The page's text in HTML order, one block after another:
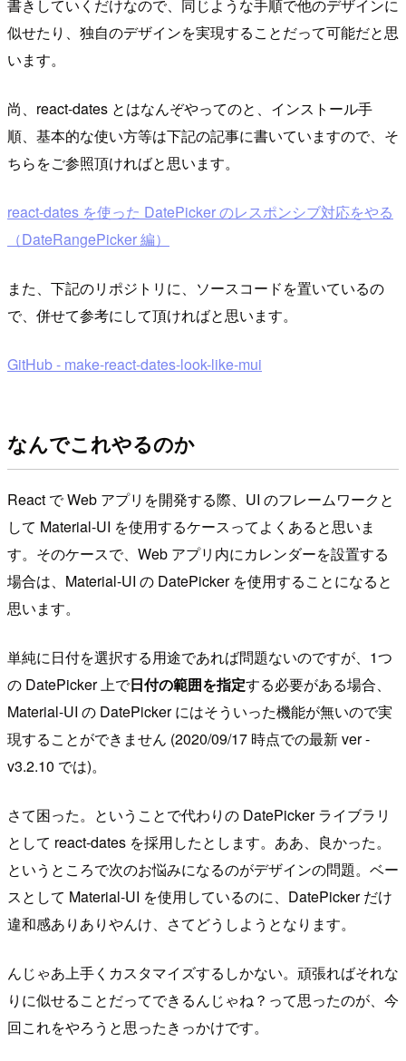
書きしていくだけなので、同じような手順で他のデザインに
似せたり、独自のデザインを実現することだって可能だと思
います。
尚、react-dates とはなんぞやってのと、インストール手
順、基本的な使い方等は下記の記事に書いていますので、そ
ちらをご参照頂ければと思います。
react-dates を使った DatePicker のレスポンシブ対応をやる
（DateRangePicker 編）
また、下記のリポジトリに、ソースコードを置いているの
で、併せて参考にして頂ければと思います。
GitHub - make-react-dates-look-like-mui
なんでこれやるのか
React で Web アプリを開発する際、UI のフレームワークと
して Material-UI を使用するケースってよくあると思いま
す。そのケースで、Web アプリ内にカレンダーを設置する
場合は、Material-UI の DatePicker を使用することになると
思います。
単純に日付を選択する用途であれば問題ないのですが、1つ
の DatePicker 上で日付の範囲を指定する必要がある場合、
Material-UI の DatePicker にはそういった機能が無いので実
現することができません (2020/09/17 時点での最新 ver -
v3.2.10 では)。
さて困った。ということで代わりの DatePicker ライブラリ
として react-dates を採用したとします。ああ、良かった。
というところで次のお悩みになるのがデザインの問題。ベー
スとして Material-UI を使用しているのに、DatePicker だけ
違和感ありありやんけ、さてどうしようとなります。
んじゃあ上手くカスタマイズするしかない。頑張ればそれな
りに似せることだってできるんじゃね？って思ったのが、今
回これをやろうと思ったきっかけです。